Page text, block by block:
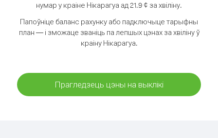
нумар у краіне Нікарагуа ад 21.9 ¢ за хвіліну.
Папоўніце баланс рахунку або падключыце тарыфны
план — і зможаце званіць па лепшых цэнах за хвіліну ў
краіну Нікарагуа.
Прагледзець цэны на выклікі